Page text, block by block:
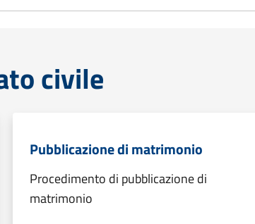
civile
Pubblicazione di matrimonio
Procedimento di pubblicazione di
matrimonio